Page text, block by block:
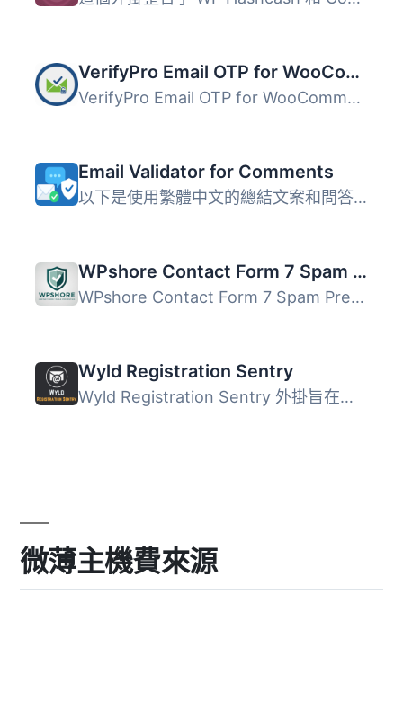
VerifyPro Email OTP for WooCommerce
VerifyPro Email OTP for WooCommerce 為您的 WooCommerce 結...
Email Validator for Comments
以下是使用繁體中文的總結文案和問答組合： 總結： 這個 Wor...
WPshore Contact Form 7 Spam Prevention
WPshore Contact Form 7 Spam Prevention是Contact Form 7外...
Wyld Registration Sentry
Wyld Registration Sentry 外掛旨在保護 WordPress 註冊表單...
微薄主機費來源